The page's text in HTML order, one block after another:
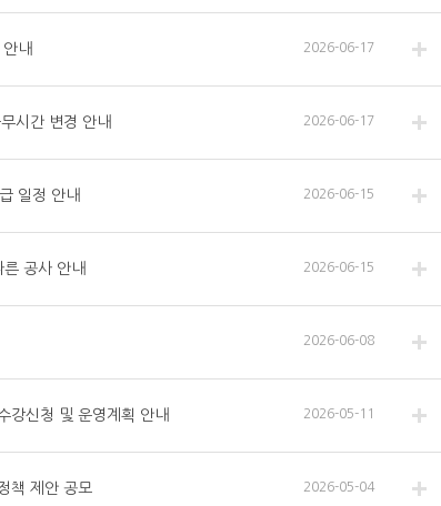
내 2026-06-17
시간 변경 안내 2026-06-17
일정 안내 2026-06-15
른 공사 안내 2026-06-15
2026-06-08
강신청 및 운영계획 안내 2026-05-11
책 제안 공모 2026-05-04